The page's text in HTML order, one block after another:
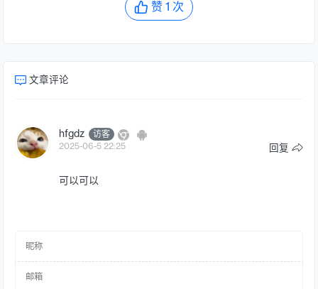
赞 1 次
文章评论
hfgdz
访客
2025-06-5 22:25
回复
可以可以